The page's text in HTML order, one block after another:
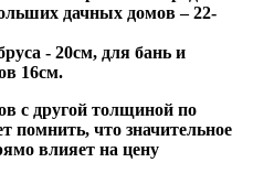
дачных домов – 22-
- 20см, для бань и
16см.
с другой толщиной по
помнить, что значительное
влияет на цену